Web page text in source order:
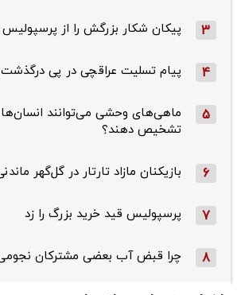
3 پیکان شکار بزرگش را از پرسپولیس
4 پیام تسلیت عراقچی در پی
5
ماهی‌های وحشی می‌توانند انسان‌ها
تشخیص دهند؟
6 بازیکنان مازاد تارتار در گل‌گهر
7 پرسپولیس قید خرید بزرگ را زد
8 چرا قبض آب بعضی مشترکان